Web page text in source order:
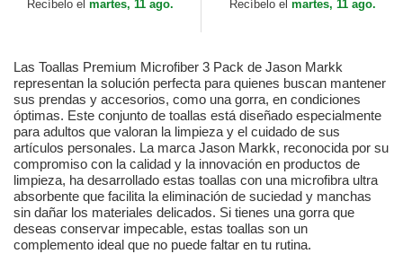
Recíbelo el martes, 11 ago. Recíbelo el martes, 11 ago.
Las Toallas Premium Microfiber 3 Pack de Jason Markk
representan la solución perfecta para quienes buscan mantener
sus prendas y accesorios, como una gorra, en condiciones
óptimas. Este conjunto de toallas está diseñado especialmente
para adultos que valoran la limpieza y el cuidado de sus
artículos personales. La marca Jason Markk, reconocida por su
compromiso con la calidad y la innovación en productos de
limpieza, ha desarrollado estas toallas con una microfibra ultra
absorbente que facilita la eliminación de suciedad y manchas
sin dañar los materiales delicados. Si tienes una gorra que
deseas conservar impecable, estas toallas son un
complemento ideal que no puede faltar en tu rutina.